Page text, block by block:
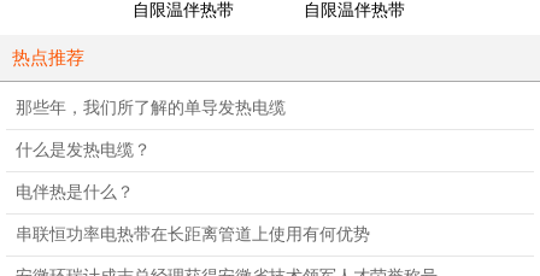
自限温伴热带 自限温伴热带
热点推荐
那些年，我们所了解的单导发热电缆
什么是发热电缆？
电伴热是什么？
串联恒功率电热带在长距离管道上使用有何优势